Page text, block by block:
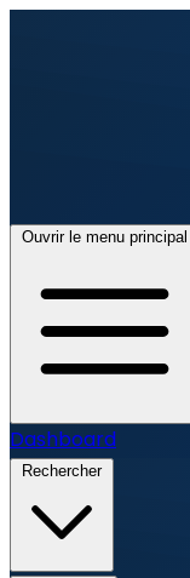
Ouvrir le menu principal
Dashboard
Rechercher